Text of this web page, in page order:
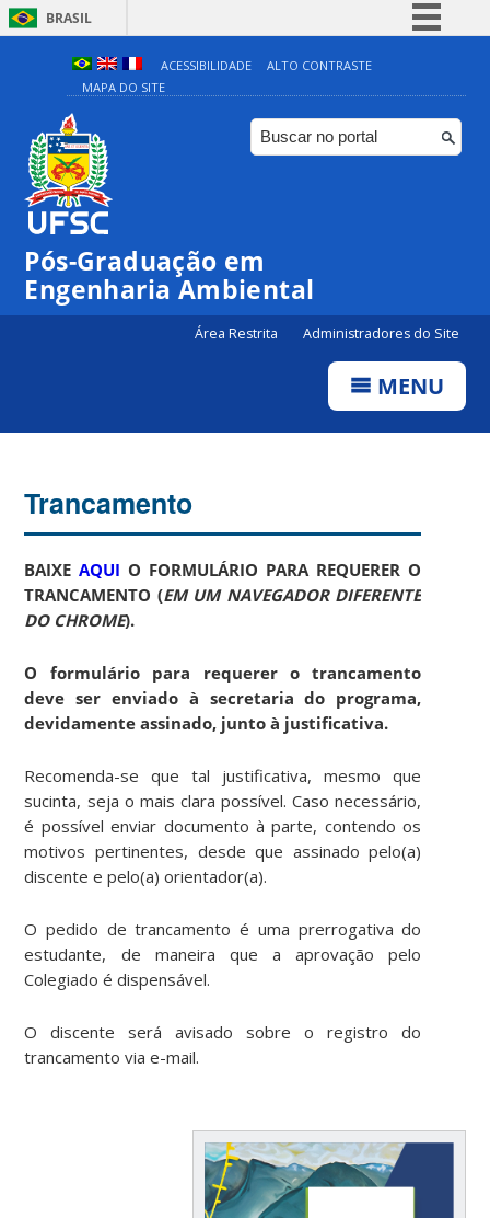
BRASIL
Simplifique!
Comunica BR
Participe
ACESSIBILIDADE
ALTO CONTRASTE
MAPA DO SITE
Pós-Graduação em
Engenharia Ambiental
Área Restrita Administradores do Site
MENU
Trancamento
BAIXEAQUI O FORMULÁRIO PARA REQUERER O
TRANCAMENTO (EM UM NAVEGADOR DIFERENTE
DO CHROME).
O formulário para requerer o trancamento
deve ser enviado à secretaria do programa,
devidamente assinado, junto à justificativa.
Recomenda-se que tal justificativa, mesmo que
sucinta, seja o mais clara possível. Caso necessário,
é possível enviar documento à parte, contendo os
motivos pertinentes, desde que assinado pelo(a)
discente e pelo(a) orientador(a).
O pedido de trancamento é uma prerrogativa do
estudante, de maneira que a aprovação pelo
Colegiado é dispensável.
O discente será avisado sobre o registro do
trancamento via e-mail.